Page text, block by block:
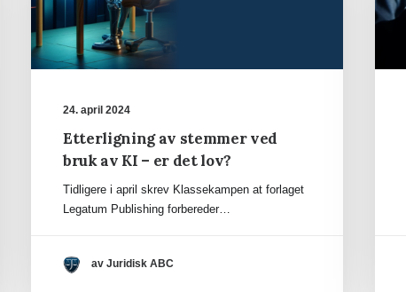
24. april 2024
Etterligning av stemmer ved
bruk av KI – er det lov?
Tidligere i april skrev Klassekampen at forlaget
Legatum Publishing forbereder…
av Juridisk ABC